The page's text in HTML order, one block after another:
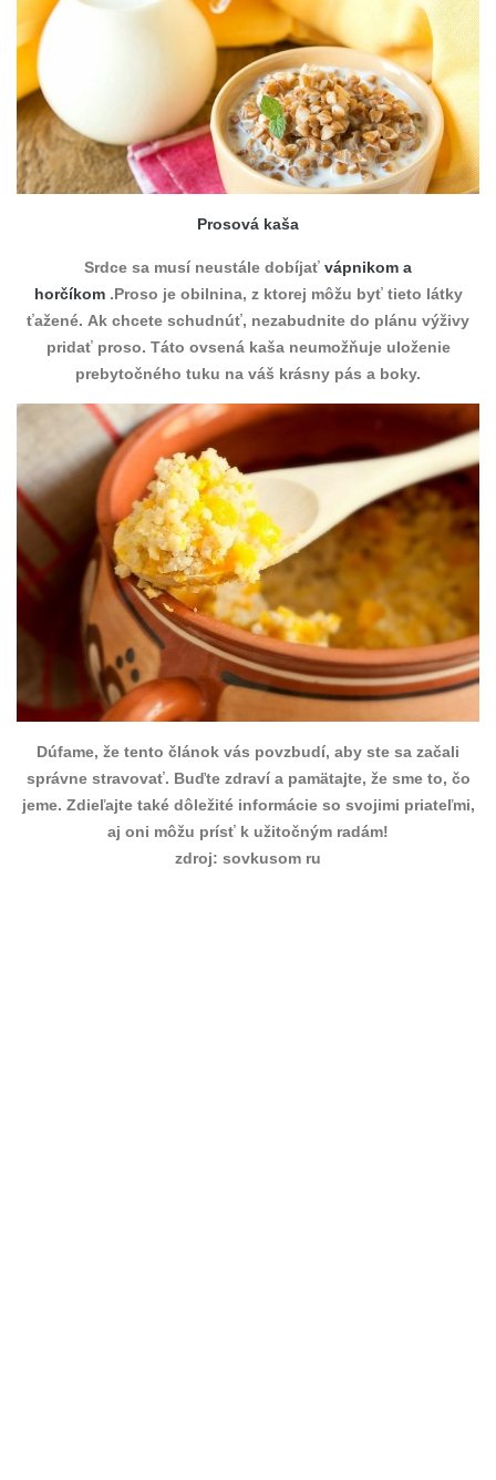
Prosová kaša
Srdce sa musí neustále dobíjať vápnikom a
horčíkom.Proso je obilnina, z ktorej môžu byť tieto látky
ťažené. Ak chcete schudnúť, nezabudnite do plánu výživy
pridať proso. Táto ovsená kaša neumožňuje uloženie
prebytočného tuku na váš krásny pás a boky.
Dúfame, že tento článok vás povzbudí, aby ste sa začali
správne stravovať. Buďte zdraví a pamätajte, že sme to, čo
jeme. Zdieľajte také dôležité informácie so svojimi priateľmi,
aj oni môžu prísť k užitočným radám!
zdroj: sovkusom ru